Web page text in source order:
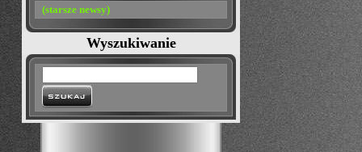
(starsze newsy)
Wyszukiwanie